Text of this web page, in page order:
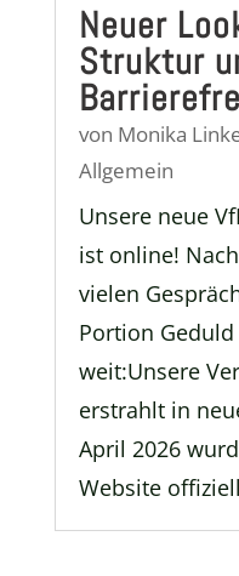
Neuer
Struktur
von Monika
Allgemein
Unsere neue
ist online!
vielen
Portion
weit:Unsere
erstrahlt in
April 2026
Website